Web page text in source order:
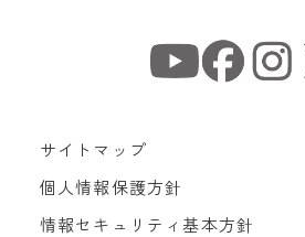
サイトマップ
個人情報保護方針
情報セキュリティ基本方針